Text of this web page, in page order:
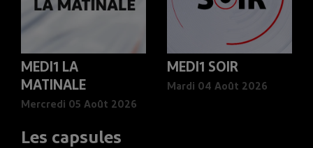
MEDI1 LA
MATINALE
Mercredi 05 Août 2026
MEDI1 SOIR
Mardi 04 Août 2026
Les capsules